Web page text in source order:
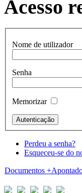
Acesso
Nome de utilizador
Senha
Memorizar
Perdeu a senha?
Esqueceu-se do
Documentos +